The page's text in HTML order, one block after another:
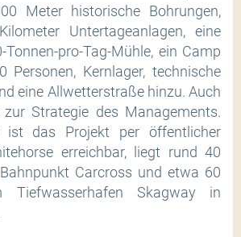
Meter historische Bohrungen,
Untertageanlagen, eine
Tonnen-pro-Tag-Mühle, ein Camp
Kernlager, technische
eine Allwetterstraße hinzu. Auch
Strategie des Managements.
das Projekt per öffentlicher
erreichbar, liegt rund 40
Carcross und etwa 60
Tiefwasserhafen Skagway in